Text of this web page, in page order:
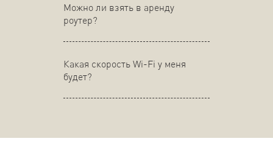
Можно ли взять в аренду
роутер?
Какая скорость Wi-Fi у меня
будет?